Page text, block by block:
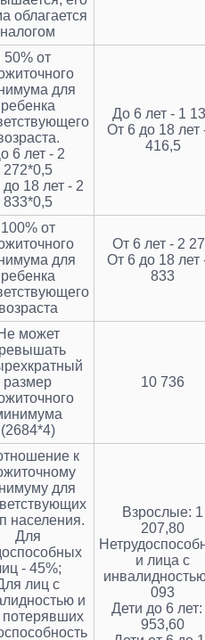
облагается
налогом
50% от
для
ребенка
6 лет - 2
272*0,5
18 лет - 2
833*0,5
До 6 лет - 1
От 6 до 18 лет
416,5
100% от
для
ребенка
возраста
От 6 лет - 2
От 6 до 18 лет
833
может
размер
(2684*4)
10 736
к
для
населения.
Для
- 45%;
лиц с
и
потерявших
Взрослые: 1
207,80
и лица с
093
Дети до 6 лет:
953,60